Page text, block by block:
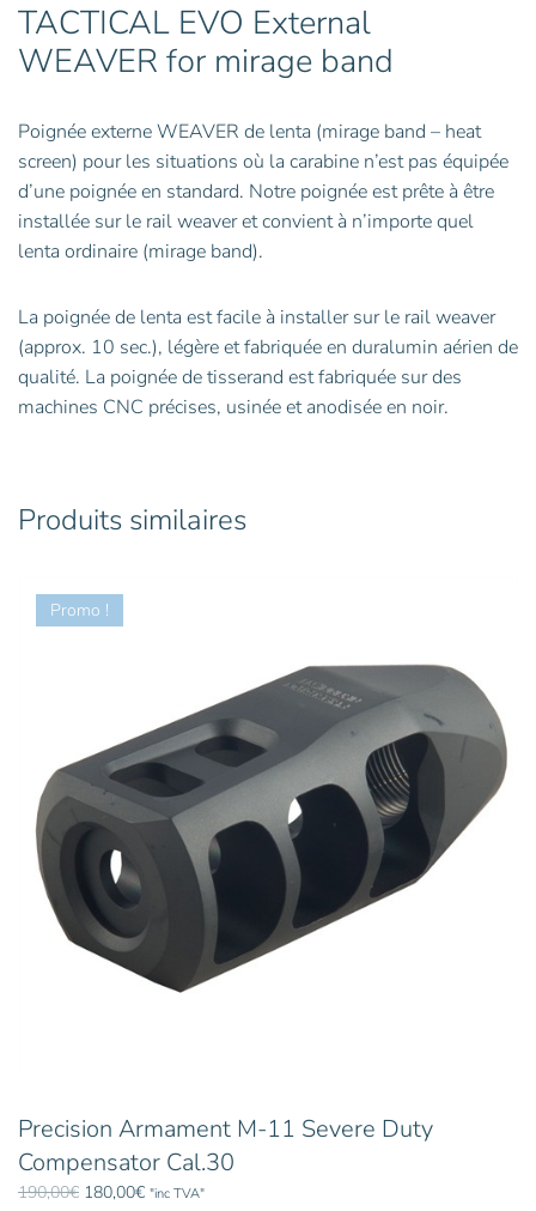
TACTICAL EVO External
WEAVER for mirage band
Poignée externe WEAVER de lenta (mirage band – heat
screen) pour les situations où la carabine n’est pas équipée
d’une poignée en standard. Notre poignée est prête à être
installée sur le rail weaver et convient à n’importe quel
lenta ordinaire (mirage band).
La poignée de lenta est facile à installer sur le rail weaver
(approx. 10 sec.), légère et fabriquée en duralumin aérien de
qualité. La poignée de tisserand est fabriquée sur des
machines CNC précises, usinée et anodisée en noir.
Produits similaires
Promo !
Precision Armament M-11 Severe Duty
Compensator Cal.30
190,00€ Le
180,00€Le"inc TVA"